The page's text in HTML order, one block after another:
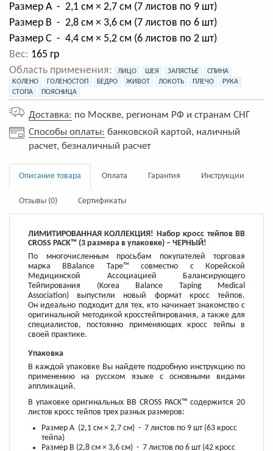
Размер А - 2,1 см × 2,7 см (7 листов по 9 шт)
Размер B - 2,8 см × 3,6 см (7 листов по 6 шт)
Размер C - 4,4 см × 5,2 см (6 листов по 2 шт)
Вес: 165 гр
Область применения:
ЛИЦО ШЕЯ ЗАПЯСТЬЕ
СПИНА
КОЛЕНО
ГОЛЕНОСТОП БЕДРО ЖИВОТ ЛОКОТЬ ПЛЕЧО
РУКА
СТОПА
ПОЯСНИЦА
Доставка: по Москве, регионам РФ и странам СНГ
Способы оплаты: банковской картой, наличный
расчет, безналичный расчет
Описание товара Оплата Гарантия Инструкции
Отзывы (0) Сертификаты
ЛИМИТИРОВАННАЯ КОЛЛЕКЦИЯ! Набор кросс тейпов BB
CROSS PACK™ (3 размера в упаковке) – ЧЕРНЫЙ!
По многочисленным просьбам покупателей торговая
марка BBalance Tape™ совместно с Корейской
Медицинской Ассоциацией Балансирующего
Тейпирования (Korea Balance Taping Medical
Association) выпустили новый формат кросс тейпов.
Он идеально подходит для тех, кто начинает знакомство с
оригинальной методикой кросстейпирования, а также для
специалистов, постоянно применяющих кросс тейпы в
своей практике.
Упаковка
В каждой упаковке Вы найдете подробную инструкцию по
применению на русском языке с основными видами
аппликаций.
В упаковке оригинальных BB CROSS PACK™ содержится 20
листов кросс тейпов трех разных размеров:
Размер А (2,1 см × 2,7 см) - 7 листов по 9 шт (63 кросс
тейпа)
Размер B (2,8 см × 3,6 см) - 7 листов по 6 шт (42 кросс